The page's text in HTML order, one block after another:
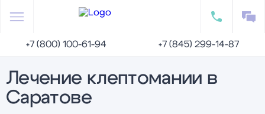
+7 (800) 100-61-94 +7 (845) 299-14-87
Главная Психотерапия Лечение клептомании
Лечение клептомании в
Саратове